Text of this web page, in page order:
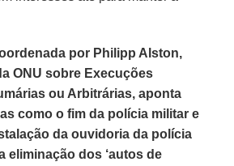
por Philipp Alston,
ONU sobre Execuções
ou Arbitrárias, aponta
como o fim da polícia militar e
da ouvidoria da polícia
eliminação dos ‘autos de